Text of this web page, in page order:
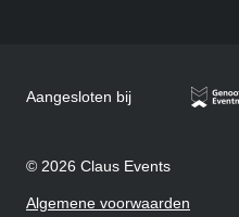
Aangesloten bij
© 2026 Claus Events
Algemene voorwaarden